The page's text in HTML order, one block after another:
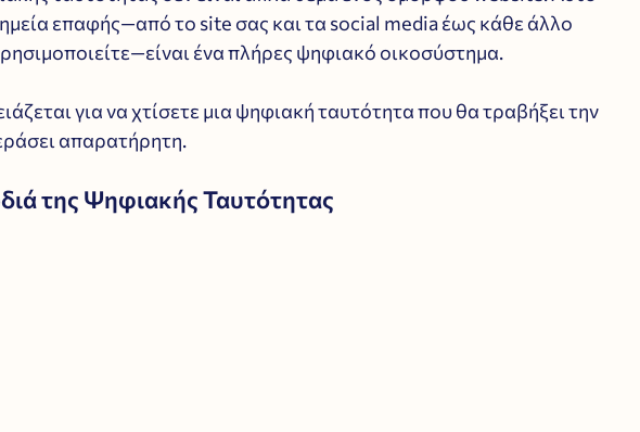
επαφής—από το site σας και τα social media έως κάθε άλλο
ένα πλήρες ψηφιακό οικοσύστημα.
για να χτίσετε μια ψηφιακή ταυτότητα που θα τραβήξει την
απαρατήρητη.
της Ψηφιακής Ταυτότητας